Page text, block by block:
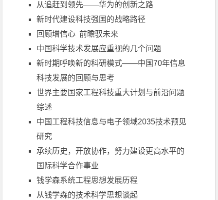
从追赶到领先――华为的创新之路
新时代建设科技强国的战略路径
回顾增信心 前瞻驭未来
中国科学技术发展应重视的几个问题
新时期呼唤新的科研模式——中国70年信息
科技发展的回顾与思考
世界主要国家工程科技重大计划与前沿问题
综述
中国工程科技信息与电子领域2035技术预见
研究
承续历史，开放协作，努力建设更高水平的
国际科学合作事业
钱学森系统工程思想发展历程
从钱学森的技术科学思想谈起